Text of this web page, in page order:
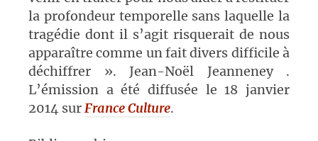
la profondeur temporelle sans laquelle la
tragédie dont il s’agit risquerait de nous
apparaître comme un fait divers difficile à
déchiffrer ». Jean-Noël Jeanneney .
L’émission a été diffusée le 18 janvier
2014 surFrance Culture.